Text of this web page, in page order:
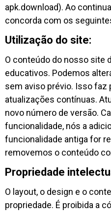
apk.download). Ao
concorda com os
Utilização do site:
O conteúdo do nosso site
educativos. Podemos
sem aviso prévio. Isso faz
atualizações contínuas.
novo número de versão.
funcionalidade, nós a
funcionalidade antiga for
removemos o conteúdo
Propriedade
O layout, o design e o
propriedade. É proibida a